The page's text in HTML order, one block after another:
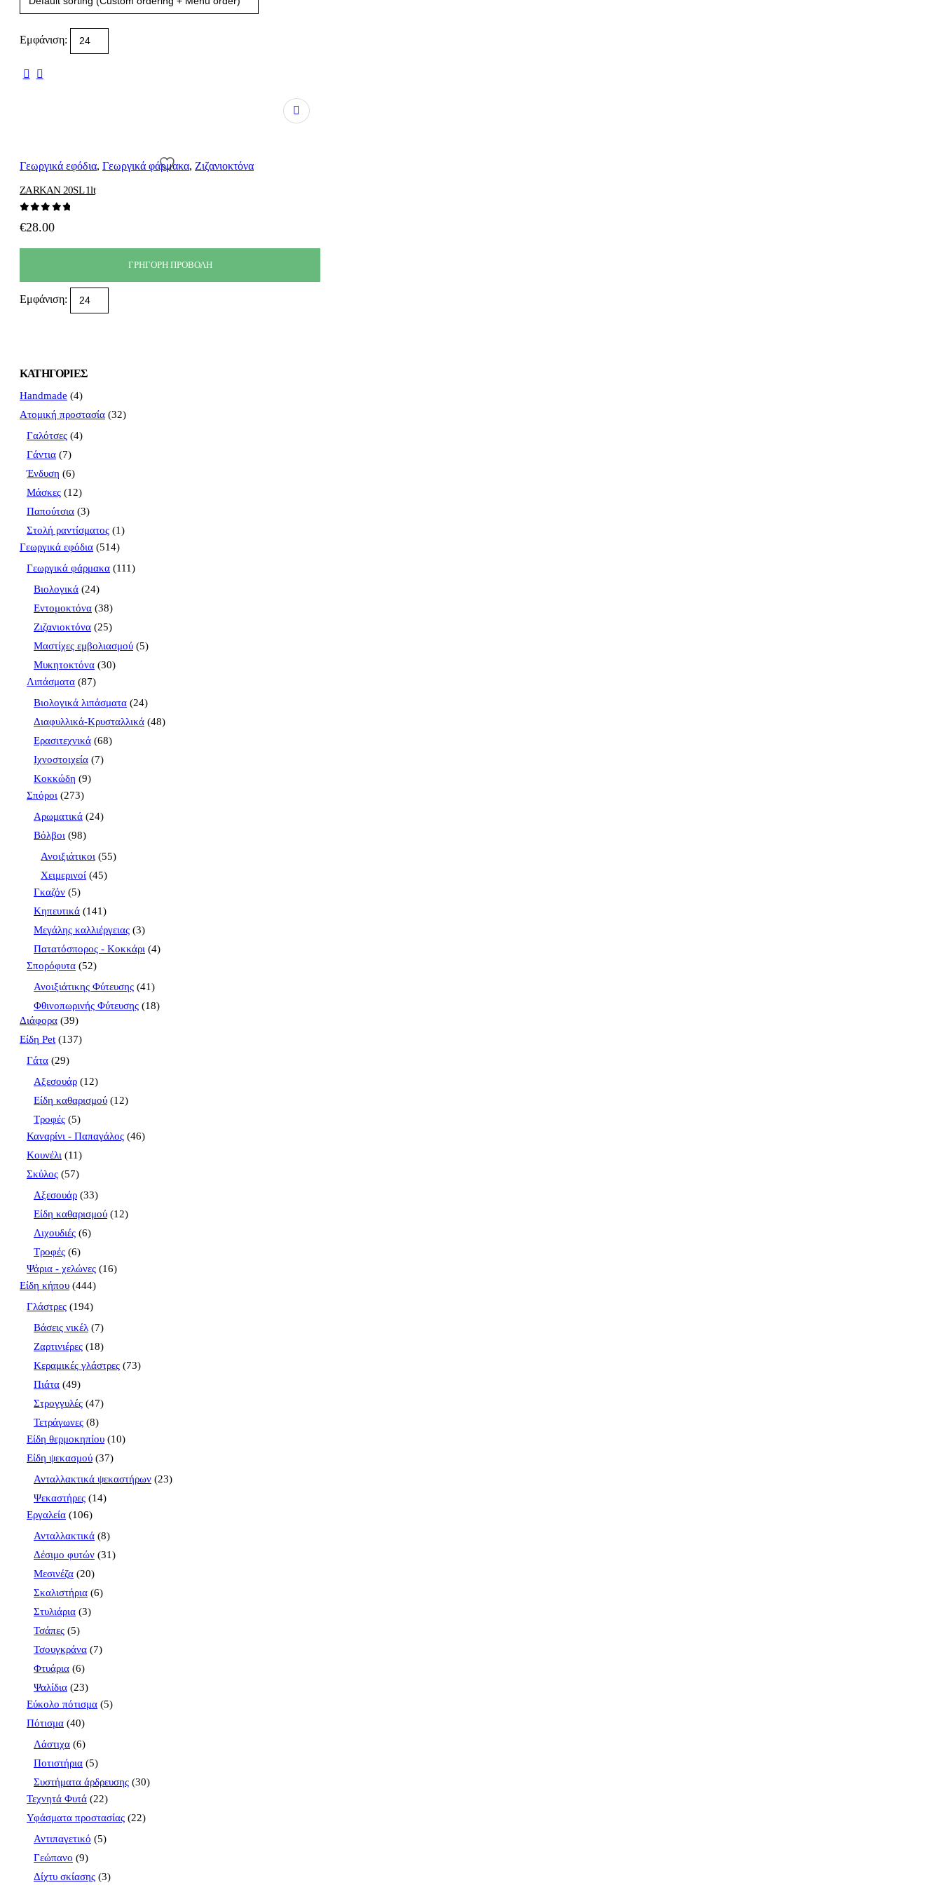
Εμφάνιση:
ΓΡΗΓΟΡΗ ΠΡΟΒΟΛΗ
Γεωργικά εφόδια, Γεωργικά φάρμακα, Ζιζανιοκτόνα
ZARKAN 20SL 1lt
€28.00
Εμφάνιση:
ΚΑΤΗΓΟΡΊΕΣ
Handmade (4)
Ατομική προστασία (32)
Γαλότσες (4)
Γάντια (7)
Ένδυση (6)
Μάσκες (12)
Παπούτσια (3)
Στολή ραντίσματος (1)
Γεωργικά εφόδια (514)
Γεωργικά φάρμακα (111)
Βιολογικά (24)
Εντομοκτόνα (38)
Ζιζανιοκτόνα (25)
Μαστίχες εμβολιασμού (5)
Μυκητοκτόνα (30)
Λιπάσματα (87)
Βιολογικά λιπάσματα (24)
Διαφυλλικά-Κρυσταλλικά (48)
Ερασιτεχνικά (68)
Ιχνοστοιχεία (7)
Κοκκώδη (9)
Σπόροι (273)
Αρωματικά (24)
Βόλβοι (98)
Ανοιξιάτικοι (55)
Χειμερινοί (45)
Γκαζόν (5)
Κηπευτικά (141)
Μεγάλης καλλιέργειας (3)
Πατατόσπορος - Κοκκάρι (4)
Σπορόφυτα (52)
Ανοιξιάτικης Φύτευσης (41)
Φθινοπωρινής Φύτευσης (18)
Διάφορα (39)
Είδη Pet (137)
Γάτα (29)
Αξεσουάρ (12)
Είδη καθαρισμού (12)
Τροφές (5)
Καναρίνι - Παπαγάλος (46)
Κουνέλι (11)
Σκύλος (57)
Αξεσουάρ (33)
Είδη καθαρισμού (12)
Λιχουδιές (6)
Τροφές (6)
Ψάρια - χελώνες (16)
Είδη κήπου (444)
Γλάστρες (194)
Βάσεις νικέλ (7)
Ζαρτινιέρες (18)
Κεραμικές γλάστρες (73)
Πιάτα (49)
Στρογγυλές (47)
Τετράγωνες (8)
Είδη θερμοκηπίου (10)
Είδη ψεκασμού (37)
Ανταλλακτικά ψεκαστήρων (23)
Ψεκαστήρες (14)
Εργαλεία (106)
Ανταλλακτικά (8)
Δέσιμο φυτών (31)
Μεσινέζα (20)
Σκαλιστήρια (6)
Στυλιάρια (3)
Τσάπες (5)
Τσουγκράνα (7)
Φτυάρια (6)
Ψαλίδια (23)
Εύκολο πότισμα (5)
Πότισμα (40)
Λάστιχα (6)
Ποτιστήρια (5)
Συστήματα άρδρευσης (30)
Τεχνητά Φυτά (22)
Υφάσματα προστασίας (22)
Αντιπαγετικό (5)
Γεώπανο (9)
Δίχτυ σκίασης (3)